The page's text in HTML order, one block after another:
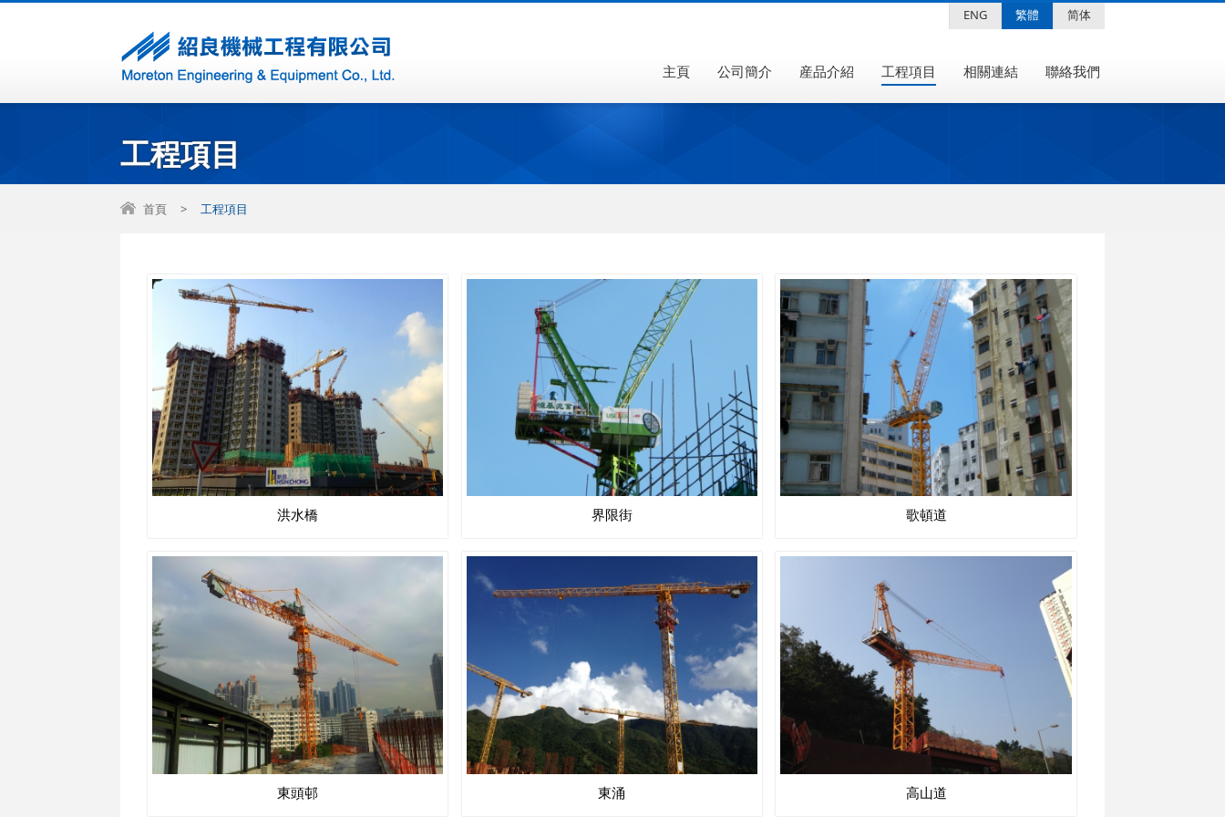
ENG 繁體 简体
主頁 公司簡介 産品介紹 工程項目 相關連結 聯絡我們
工程項目
首頁 > 工程項目
洪水橋 界限街 歌頓道
東頭邨 東涌 高山道